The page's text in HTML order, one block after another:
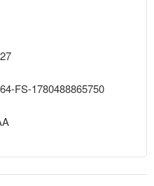
FS-1780488865750